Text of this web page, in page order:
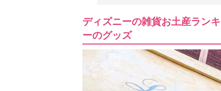
ディズニーの雑貨お土産ラン
ーのグッズ